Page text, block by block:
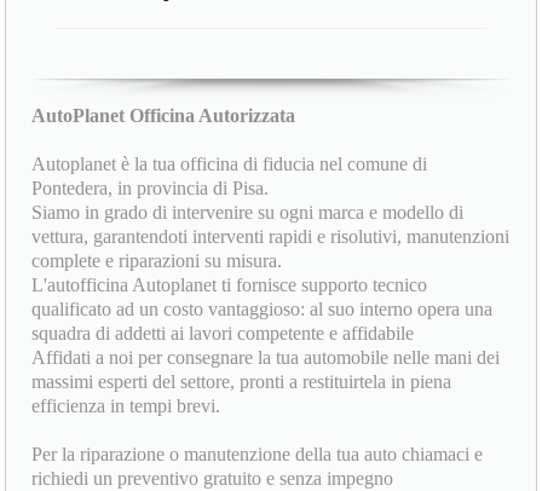
AutoPlanet Officina Autorizzata
Autoplanet è la tua officina di fiducia nel comune di
Pontedera, in provincia di Pisa.
Siamo in grado di intervenire su ogni marca e modello di
vettura, garantendoti interventi rapidi e risolutivi, manutenzioni
complete e riparazioni su misura.
L'autofficina Autoplanet ti fornisce supporto tecnico
qualificato ad un costo vantaggioso: al suo interno opera una
squadra di addetti ai lavori competente e affidabile
Affidati a noi per consegnare la tua automobile nelle mani dei
massimi esperti del settore, pronti a restituirtela in piena
efficienza in tempi brevi.
Per la riparazione o manutenzione della tua auto chiamaci e
richiedi un preventivo gratuito e senza impegno